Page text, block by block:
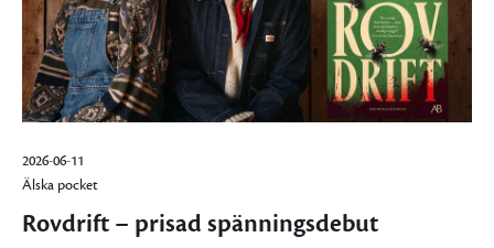
2026-06-11
Älska pocket
Rovdrift – prisad spänningsdebut